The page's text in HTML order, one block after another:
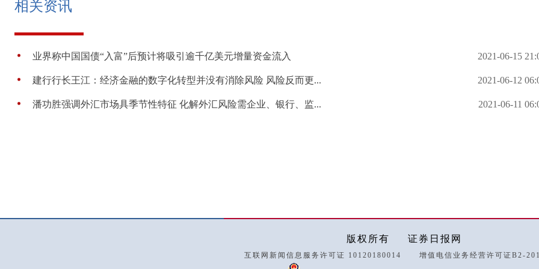
相关资讯
业界称中国国债“入富”后预计将吸引逾千亿美元增量资金流入 2021-06-15
建行行长王江：经济金融的数字化转型并没有消除风险 风险反而更... 2021-06-12
潘功胜强调外汇市场具季节性特征 化解外汇风险需企业、银行、监... 2021-06-11
版权所有 证券日报网
互联网新闻信息服务许可证 10120180014 增值电信业务经营许可证B2-